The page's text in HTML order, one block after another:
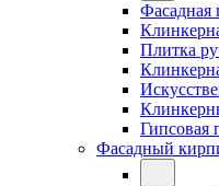
Фасадная
Плитка
Гипсовая
Фасадный